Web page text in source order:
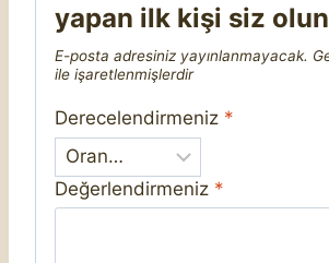
yapan ilk kişi siz olun
E-posta adresiniz yayınlanmayacak.
ile işaretlenmişlerdir
Derecelendirmeniz *
Değerlendirmeniz *